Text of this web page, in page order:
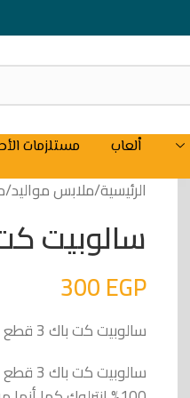
اْلعاب مستلزمات
الرئيسية/ملابس مواليد/
سالوبيت كت باك 3
300EGP
سالوبيت كت باك 3 قطع جونيور